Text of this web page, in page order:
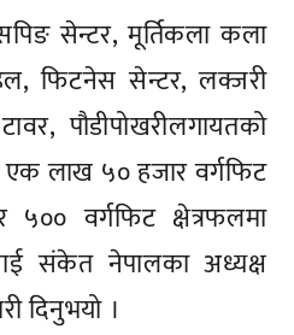
सेन्टर, मूर्तिकला कला
फिटनेस सेन्टर, लक्जरी
पौडीपोखरीलगायतको
लाख ५० हजार वर्गफिट
५०० वर्गफिट क्षेत्रफलमा
संकेत नेपालका अध्यक्ष
दिनुभयो ।